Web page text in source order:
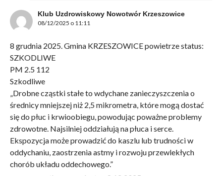
Klub Uzdrowiskowy Nowotwór Krzeszowice
08/12/2025 o 11:11
8 grudnia 2025. Gmina KRZESZOWICE powietrze status:
SZKODLIWE
PM 2.5 112
Szkodliwe
„Drobne cząstki stałe to wdychane zanieczyszczenia o
średnicy mniejszej niż 2,5 mikrometra, które mogą dostać
się do płuc i krwioobiegu, powodując poważne problemy
zdrowotne. Najsilniej oddziałują na płuca i serce.
Ekspozycja może prowadzić do kaszlu lub trudności w
oddychaniu, zaostrzenia astmy i rozwoju przewlekłych
chorób układu oddechowego.”